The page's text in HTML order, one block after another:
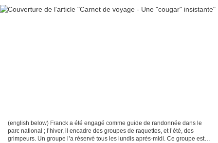
(english below) Franck a été engagé comme guide de randonnée dans le
parc national ; l’hiver, il encadre des groupes de raquettes, et l’été, des
grimpeurs. Un groupe l’a réservé tous les lundis après-midi. Ce groupe est